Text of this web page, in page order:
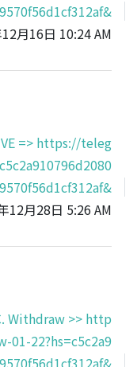
月16日 10:24 AM
=> https://teleg
9570f56d1cf312af&
12月28日 5:26 AM
Withdraw >> http
01-22?hs=c5c2a9